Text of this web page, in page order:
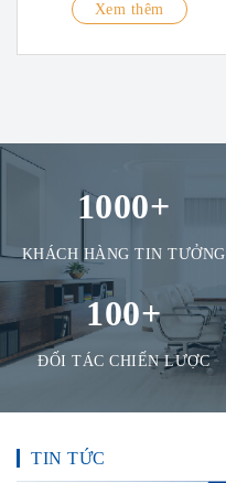
Xem thêm
1000+
KHÁCH HÀNG TIN TƯỞNG
100+
ĐỐI TÁC CHIẾN LƯỢC
TIN TỨC